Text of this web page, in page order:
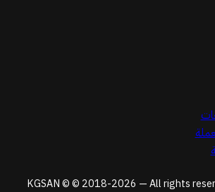
KGSAN © © 2018-2026 — All rights